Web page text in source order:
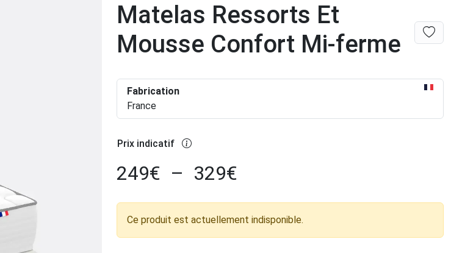
Matelas Ressorts Et
Mousse Confort Mi-ferme
Fabrication
France
Prix indicatif
249€ – 329€
Ce produit est actuellement indisponible.